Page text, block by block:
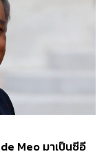
Meo มาเป็นซีอี